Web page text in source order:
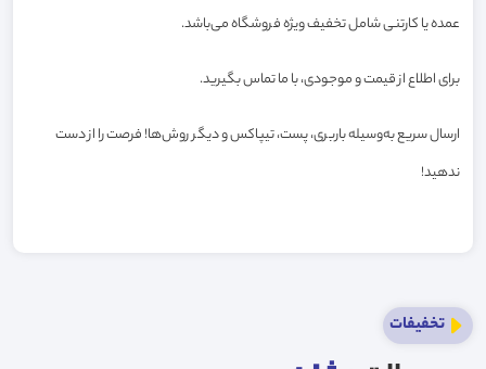
عمده یا کارتنی شامل تخفیف ویژه فروشگاه می‌باشد.
برای اطلاع از قیمت و موجودی، با ما تماس بگیرید.
ارسال سریع به‌وسیله باربری، پست، تیپاکس و دیگر روش‌ها! فرصت را از دست
ندهید!
تخفیفات